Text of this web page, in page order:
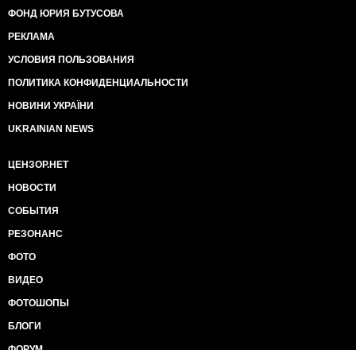
ФОНД ЮРИЯ БУТУСОВА
РЕКЛАМА
УСЛОВИЯ ПОЛЬЗОВАНИЯ
ПОЛИТИКА КОНФИДЕНЦИАЛЬНОСТИ
НОВИНИ УКРАЇНИ
UKRAINIAN NEWS
ЦЕНЗОР.НЕТ
НОВОСТИ
СОБЫТИЯ
РЕЗОНАНС
ФОТО
ВИДЕО
ФОТОШОПЫ
БЛОГИ